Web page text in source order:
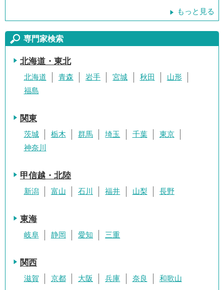
もっと見る
専門家検索
北海道・東北
北海道 青森 岩手 宮城 秋田
山形
福島
関東
茨城 栃木 群馬 埼玉 千葉
東京
神奈川
甲信越・北陸
新潟 富山 石川 福井 山梨 長野
東海
岐阜 静岡 愛知 三重
関西
滋賀 京都 大阪 兵庫 奈良 和歌山